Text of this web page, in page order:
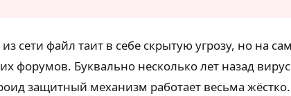
сети файл таит в себе скрытую угрозу, но на
форумов. Буквально несколько лет назад
защитный механизм работает весьма жёстко.